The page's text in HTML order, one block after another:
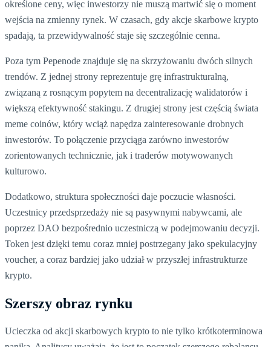
określone ceny, więc inwestorzy nie muszą martwić się o moment
wejścia na zmienny rynek. W czasach, gdy akcje skarbowe krypto
spadają, ta przewidywalność staje się szczególnie cenna.
Poza tym Pepenode znajduje się na skrzyżowaniu dwóch silnych
trendów. Z jednej strony reprezentuje grę infrastrukturalną,
związaną z rosnącym popytem na decentralizację walidatorów i
większą efektywność stakingu. Z drugiej strony jest częścią świata
meme coinów, który wciąż napędza zainteresowanie drobnych
inwestorów. To połączenie przyciąga zarówno inwestorów
zorientowanych technicznie, jak i traderów motywowanych
kulturowo.
Dodatkowo, struktura społeczności daje poczucie własności.
Uczestnicy przedsprzedaży nie są pasywnymi nabywcami, ale
poprzez DAO bezpośrednio uczestniczą w podejmowaniu decyzji.
Token jest dzięki temu coraz mniej postrzegany jako spekulacyjny
voucher, a coraz bardziej jako udział w przyszłej infrastrukturze
krypto.
Szerszy obraz rynku
Ucieczka od akcji skarbowych krypto to nie tylko krótkoterminowa